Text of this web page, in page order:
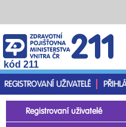
kód 211
REGISTROVANÍ UŽIVATELÉ
Registrovaní uživatelé